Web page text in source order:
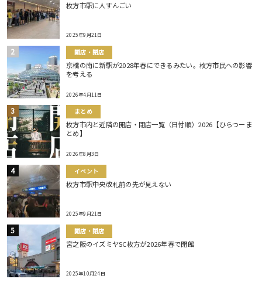
枚方市駅に人すんごい
2025年9月21日
開店・閉店
京橋の南に新駅が2028年春にできるみたい。枚方市民への影響
を考える
2026年4月11日
まとめ
枚方市内と近隣の開店・閉店一覧（日付順）2026【ひらつーま
とめ】
2026年8月3日
イベント
枚方市駅中央改札前の先が見えない
2025年9月21日
開店・閉店
宮之阪のイズミヤSC枚方が2026年春で閉館
2025年10月24日